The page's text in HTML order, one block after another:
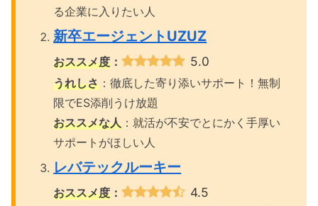
る企業に入りたい人
新卒エージェントUZUZ
おススメ度 ： 5.0
うれしさ ：徹底した寄り添いサポート！無制
限でES添削うけ放題
おススメな人 ：就活が不安でとにかく手厚い
サポートがほしい人
レバテックルーキー
おススメ度 ： 4.5